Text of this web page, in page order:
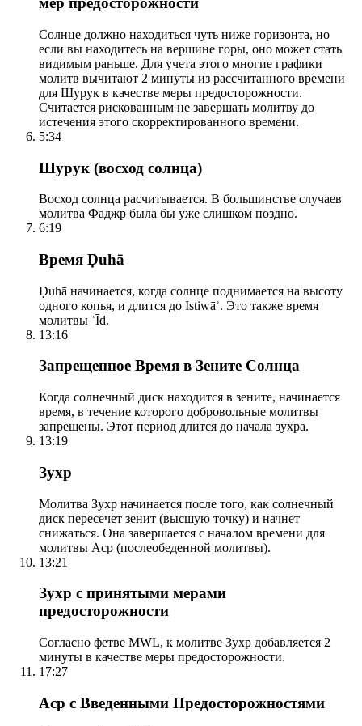
Солнце должно находиться чуть ниже горизонта, но
если вы находитесь на вершине горы, оно может стать
видимым раньше. Для учета этого многие графики
молитв вычитают 2 минуты из рассчитанного времени
для Шурук в качестве меры предосторожности.
Считается рискованным не завершать молитву до
истечения этого скорректированного времени.
5:34
Шурук (восход солнца)
Восход солнца расчитывается. В большинстве случаев
молитва Фаджр была бы уже слишком поздно.
6:19
Время Ḍuhā
Ḍuhā начинается, когда солнце поднимается на высоту
одного копья, и длится до Istiwāʾ. Это также время
молитвы ʿĪd.
13:16
Запрещенное Время в Зените Солнца
Когда солнечный диск находится в зените, начинается
время, в течение которого добровольные молитвы
запрещены. Этот период длится до начала зухра.
13:19
Зухр
Молитва Зухр начинается после того, как солнечный
диск пересечет зенит (высшую точку) и начнет
снижаться. Она завершается с началом времени для
молитвы Аср (послеобеденной молитвы).
13:21
Зухр с принятыми мерами
предосторожности
Согласно фетве MWL, к молитве Зухр добавляется 2
минуты в качестве меры предосторожности.
17:27
Аср с Введенными Предосторожностями